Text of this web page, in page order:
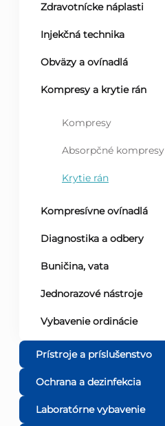
Zdravotnícke náplasti
Injekčná technika
Obväzy a ovínadlá
Kompresy a krytie rán
Kompresy
Absorpčné kompresy
Krytie rán
Kompresívne ovínadlá
Diagnostika a odbery
Buničina, vata
Jednorazové nástroje
Vybavenie ordinácie
Prístroje a príslušenstvo
Ochrana a dezinfekcia
Laboratórne vybavenie